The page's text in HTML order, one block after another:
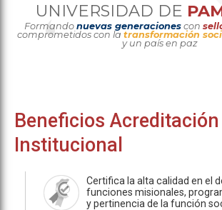
UNIVERSIDAD DE
Formando nuevas generaciones con
comprometidos con la transformación
y un país en paz
Beneficios Acreditación
Institucional
Certifica la alta calidad en el
funciones misionales,
y pertinencia de la función